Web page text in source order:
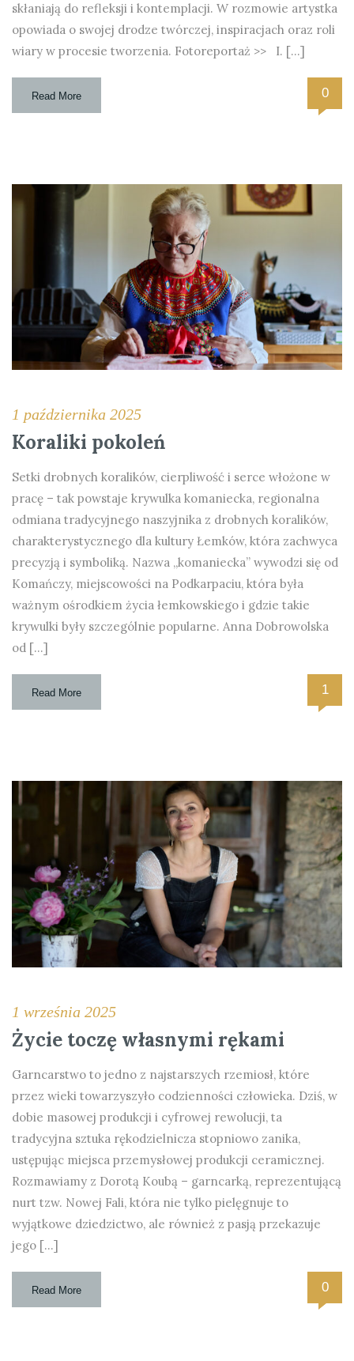
skłaniają do refleksji i kontemplacji. W rozmowie artystka
opowiada o swojej drodze twórczej, inspiracjach oraz roli
wiary w procesie tworzenia. Fotoreportaż >> I. […]
Read More 0
1 października 2025
Koraliki pokoleń
Setki drobnych koralików, cierpliwość i serce włożone w
pracę – tak powstaje krywulka komaniecka, regionalna
odmiana tradycyjnego naszyjnika z drobnych koralików,
charakterystycznego dla kultury Łemków, która zachwyca
precyzją i symboliką. Nazwa „komaniecka” wywodzi się od
Komańczy, miejscowości na Podkarpaciu, która była
ważnym ośrodkiem życia łemkowskiego i gdzie takie
krywulki były szczególnie popularne. Anna Dobrowolska
od […]
Read More 1
1 września 2025
Życie toczę własnymi rękami
Garncarstwo to jedno z najstarszych rzemiosł, które
przez wieki towarzyszyło codzienności człowieka. Dziś, w
dobie masowej produkcji i cyfrowej rewolucji, ta
tradycyjna sztuka rękodzielnicza stopniowo zanika,
ustępując miejsca przemysłowej produkcji ceramicznej.
Rozmawiamy z Dorotą Koubą – garncarką, reprezentującą
nurt tzw. Nowej Fali, która nie tylko pielęgnuje to
wyjątkowe dziedzictwo, ale również z pasją przekazuje
jego […]
Read More 0